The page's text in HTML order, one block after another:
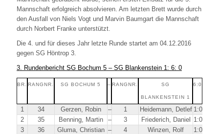
Mannschaft erfolgreich absolvieren. Am letzten Brett wurde durch
den Ausfall von Niels Vogt und Marvin Baumgart die Mannschaft
durch Norbert Franke unterstützt.
Die 4. und für dieses Jahr letzte Runde startet am 04.12.2016
gegen SG Höntrop 3.
3. Rundenbericht SG Bochum 5 – SG Blankenstein 1: 6: 0
BR. RANGNR. SG BOCHUM 5 – RANGNR. SG
BLANKENSTEIN 1
6:0
1 34 Gerzen, Robin – 1 Heidemann, Detlef 1:0
2
35 Benning, Martin – 3 Friederich, Daniel
1:0
3
36 Gluma, Christian – 4 Winzen, Rolf
1:0